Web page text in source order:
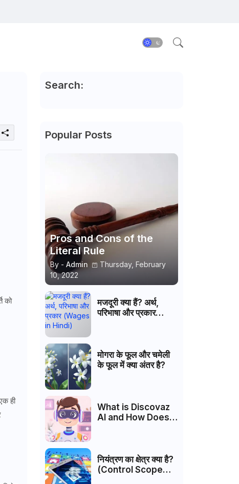
को
ही
Search:
Popular Posts
Pros and Cons of the
Literal Rule
By - Admin
Thursday, February
10, 2022
मजदूरी क्या हैं? अर्थ,
परिभाषा और प्रकार
मोगरा के फूल और चमेली
के फूल में क्या अंतर है?
What is Discovaz
AI and How Does It
नियंत्रण का क्षेत्र क्या है?
(Control Scope